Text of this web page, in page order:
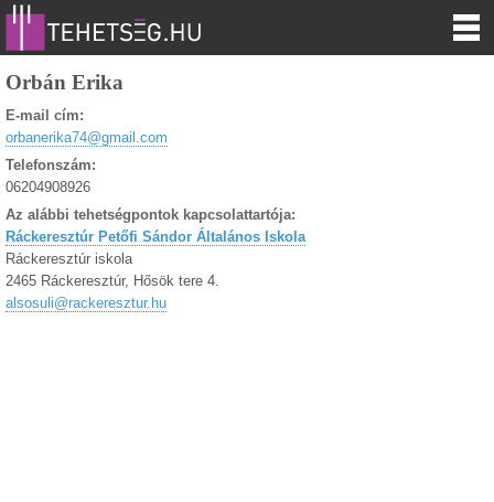
Orbán Erika
E-mail cím:
orbanerika74@gmail.com
Telefonszám:
06204908926
Az alábbi tehetségpontok kapcsolattartója:
Ráckeresztúr Petőfi Sándor Általános Iskola
Ráckeresztúr iskola
2465 Ráckeresztúr, Hősök tere 4.
alsosuli@rackeresztur.hu